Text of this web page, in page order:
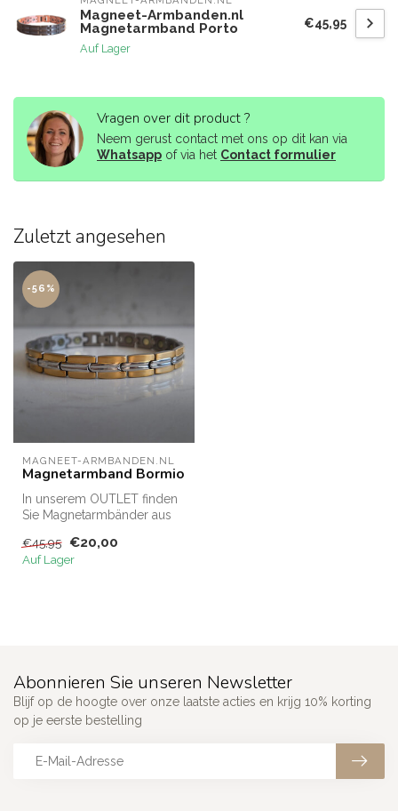
Magneet-Armbanden.nl
Magnetarmband Porto
Auf Lager
€45,95
Vragen over dit product ?
Neem gerust contact met ons op dit kan via
Whatsapp of via het Contact formulier
Zuletzt angesehen
-56%
MAGNEET-ARMBANDEN.NL
Magnetarmband Bormio
In unserem OUTLET finden
Sie Magnetarmbänder aus
reduzier...
€45,95 €20,00
Auf Lager
Abonnieren Sie unseren Newsletter
Blijf op de hoogte over onze laatste acties en krijg 10% korting
op je eerste bestelling